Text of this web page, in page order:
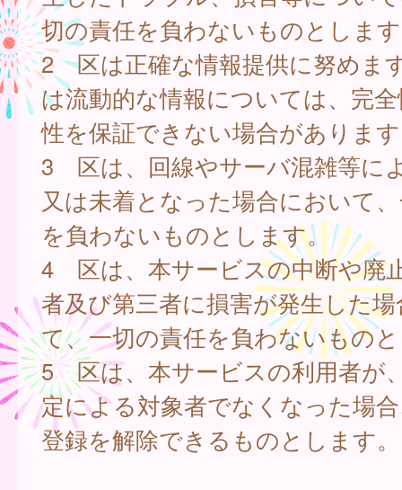
切の責任を負わないものとしま
2 区は正確な情報提供に努めま
は流動的な情報については、完
性を保証できない場合がありま
3 区は、回線やサーバ混雑等に
又は未着となった場合において
を負わないものとします。
4 区は、本サービスの中断や廃
者及び第三者に損害が発生した
て、一切の責任を負わないもの
5 区は、本サービスの利用者が
定による対象者でなくなった場
登録を解除できるものとします。